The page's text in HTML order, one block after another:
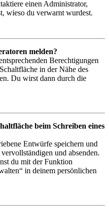
einen Administrator,
wieso du verwarnt wurdest.
melden?
Berechtigungen
in der Nähe des
Du wirst dann durch die
beim Schreiben eines
Entwürfe speichern und
und absenden.
du mit der Funktion
in deinem persönlichen